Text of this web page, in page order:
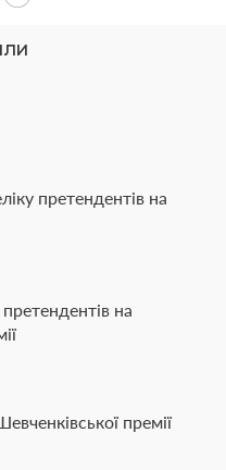
претендентів на
на
премії